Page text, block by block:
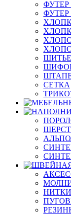
ФУТЕР
ШИТЬЕ
СЕТКА
НИТКИ